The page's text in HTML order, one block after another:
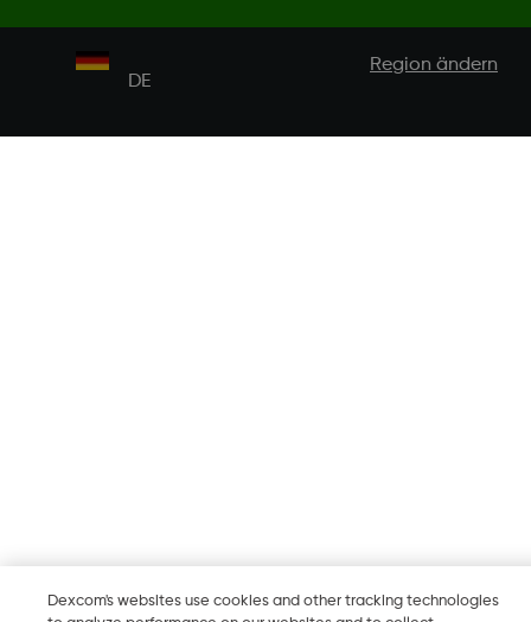
DE
Region ändern
Dexcom's websites use cookies and other tracking technologies